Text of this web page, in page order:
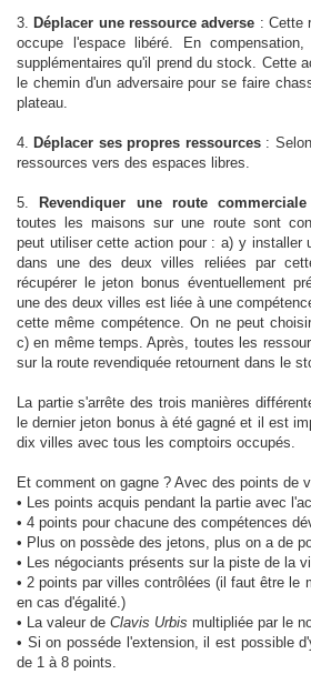
3. Déplacer une ressource adverse : Cette
occupe l'espace libéré. En
supplémentaires qu'il prend du stock. Cette
le chemin d'un adversaire pour se faire
plateau.
4. Déplacer ses propres ressources:
ressources vers des espaces libres.
5. Revendiquer une route commerciale
toutes les maisons sur une route sont
peut utiliser cette action pour : a) y installer
dans une des deux villes reliées par
récupérer le jeton bonus éventuellement
une des deux villes est liée à une
cette même compétence. On ne peut
c) en même temps. Après, toutes les
sur la route revendiquée retournent dans le
La partie s'arrête des trois manières
le dernier jeton bonus à été gagné et il est
dix villes avec tous les comptoirs occupés.
Et comment on gagne ? Avec des points de
• Les points acquis pendant la partie avec
• 4 points pour chacune des compétences
• Plus on possède des jetons, plus on a de
• Les négociants présents sur la piste de la
• 2 points par villes contrôlées (il faut être le
en cas d'égalité.)
• La valeur de Clavis Urbis multipliée par le
• Si on posséde l'extension, il est possible
de 1 à 8 points.